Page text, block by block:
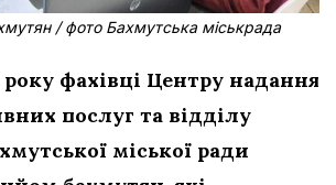
/ фото Бахмутська міськрада
року фахівці Центру надання
послуг та відділу
міської ради